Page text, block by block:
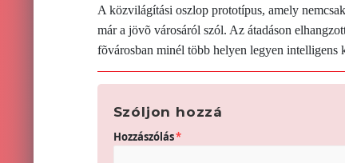
A közvilágítási oszlop prototípus, amely
már a jövõ városáról szól. Az átadáson
fõvárosban minél több helyen legyen intelligens
Szóljon hozzá
Hozzászólás*